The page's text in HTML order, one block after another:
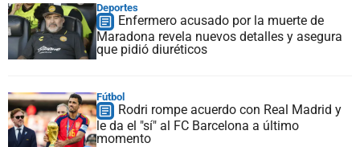
Deportes
Enfermero acusado por la muerte de
Maradona revela nuevos detalles y asegura
que pidió diuréticos
Fútbol
Rodri rompe acuerdo con Real Madrid y
le da el "sí" al FC Barcelona a último
momento